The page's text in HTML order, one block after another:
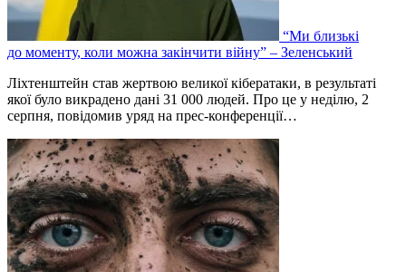
“Ми близькі
до моменту, коли можна закінчити війну” – Зеленський
Ліхтенштейн став жертвою великої кібератаки, в результаті
якої було викрадено дані 31 000 людей. Про це у неділю, 2
серпня, повідомив уряд на прес-конференції…